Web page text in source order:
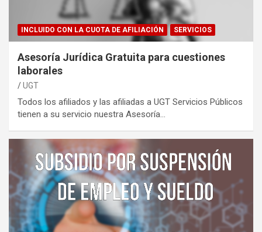
INCLUIDO CON LA CUOTA DE AFILIACIÓN SERVICIOS
Asesoría Jurídica Gratuita para cuestiones
laborales
UGT
Todos los afiliados y las afiliadas a UGT Servicios Públicos
tienen a su servicio nuestra Asesoría…